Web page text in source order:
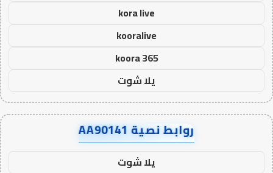
kora live
kooralive
koora 365
يلا شوت
روابط نصية AA90141
يلا شوت